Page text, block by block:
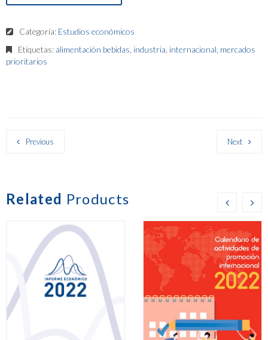
Categoría: Estudios económicos
Etiquetas: alimentación bebidas, industria, internacional, mercados
prioritarios
Previous Next
Related Products